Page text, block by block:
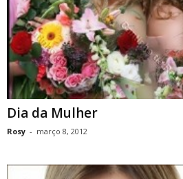
Dia da Mulher
Rosy - março 8, 2012